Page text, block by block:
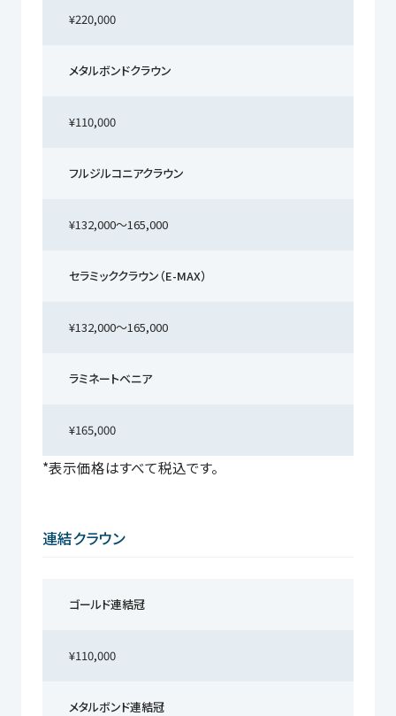
¥220,000
メタルボンドクラウン
¥110,000
フルジルコニアクラウン
¥132,000〜165,000
セラミッククラウン（E-MAX）
¥132,000〜165,000
ラミネートベニア
¥165,000
*表示価格はすべて税込です。
連結クラウン
ゴールド連結冠
¥110,000
メタルボンド連結冠